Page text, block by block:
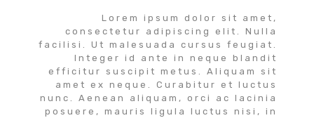
Lorem ipsum dolor sit amet,
consectetur adipiscing elit. Nulla
facilisi. Ut malesuada cursus feugiat.
Integer id ante in neque blandit
efficitur suscipit metus. Aliquam sit
amet ex neque. Curabitur et luctus
nunc. Aenean aliquam, orci ac lacinia
posuere, mauris ligula luctus nisi, in